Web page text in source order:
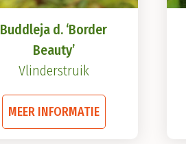
Buddleja d. ‘Border
Beauty’
Vlinderstruik
MEER INFORMATIE
product